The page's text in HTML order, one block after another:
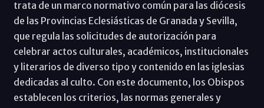
trata de un marco normativo común para las diócesis
de las Provincias Eclesiásticas de Granada y Sevilla,
que regula las solicitudes de autorización para
celebrar actos culturales, académicos, institucionales
y literarios de diverso tipo y contenido en las iglesias
dedicadas al culto. Con este documento, los Obispos
establecen los criterios, las normas generales y